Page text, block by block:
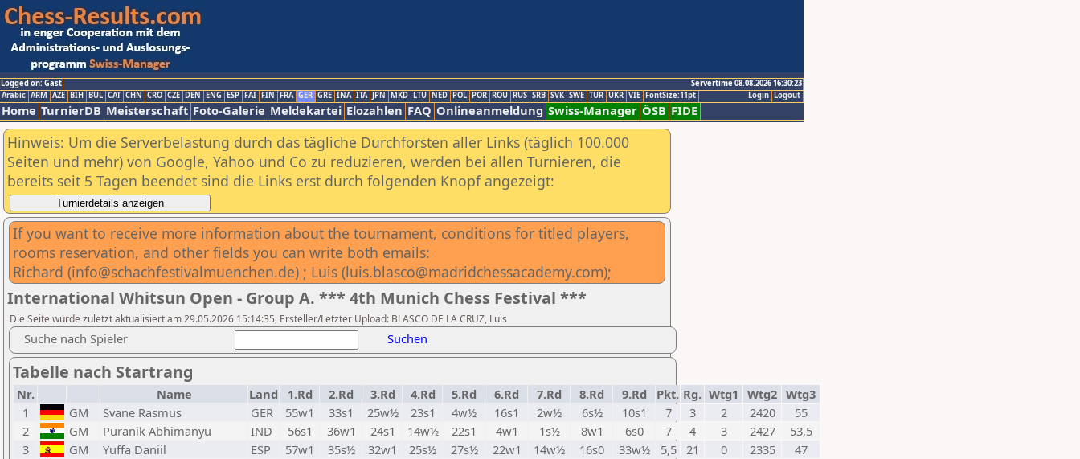
Logged on: Gast
Servertime 08.08.2026 16:30:23
Logout
Login
Arabic ARM AZE BIH BUL CAT CHN CRO CZE DEN ENG ESP FAI FIN FRA GER GRE INA ITA JPN MKD LTU NED POL POR ROU RUS SRB SVK SWE TUR UKR VIE FontSize:11pt
Home TurnierDB Meisterschaft Foto-Galerie Meldekartei Elozahlen FAQ Onlineanmeldung Swiss-Manager ÖSB FIDE
Hinweis: Um die Serverbelastung durch das tägliche Durchforsten aller Links (täglich 100.000
Seiten und mehr) von Google, Yahoo und Co zu reduzieren, werden bei allen Turnieren, die
bereits seit 5 Tagen beendet sind die Links erst durch folgenden Knopf angezeigt:
If you want to receive more information about the tournament, conditions for titled players,
rooms reservation, and other fields you can write both emails:
Richard (info@schachfestivalmuenchen.de) ; Luis (luis.blasco@madridchessacademy.com);
International Whitsun Open - Group A. *** 4th Munich Chess Festival ***
Die Seite wurde zuletzt aktualisiert am 29.05.2026 15:14:35, Ersteller/Letzter Upload: BLASCO DE LA CRUZ, Luis
Suche nach Spieler Suchen
Tabelle nach Startrang
Nr. Name Land 1.Rd 2.Rd 3.Rd 4.Rd 5.Rd 6.Rd 7.Rd 8.Rd 9.Rd Pkt. Rg. Wtg1 Wtg2 Wtg3
1
GM Svane Rasmus GER 55w1 33s1 25w½ 23s1 4w½ 16s1 2w½ 6s½ 10s1 7 3 2 2420
55
2
GM Puranik Abhimanyu IND 56s1 36w1 24s1 14w½ 22s1 4w1 1s½ 8w1 6s0 7 4 3 2427
53,5
3
GM Yuffa Daniil ESP 57w1 35s½ 32w1 25s½ 27s½ 22w1 14w½ 16s0 33w½ 5,5 21 0 2335
47